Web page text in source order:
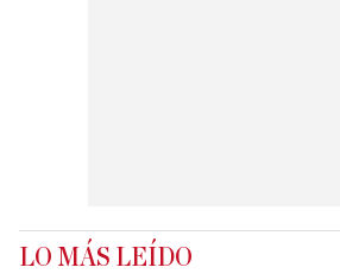
LO MÁS LEÍDO